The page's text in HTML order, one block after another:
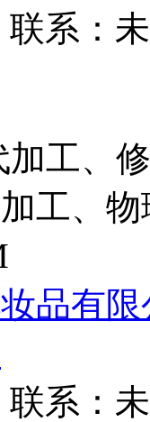
联系：
工、
工、
品有
联系：